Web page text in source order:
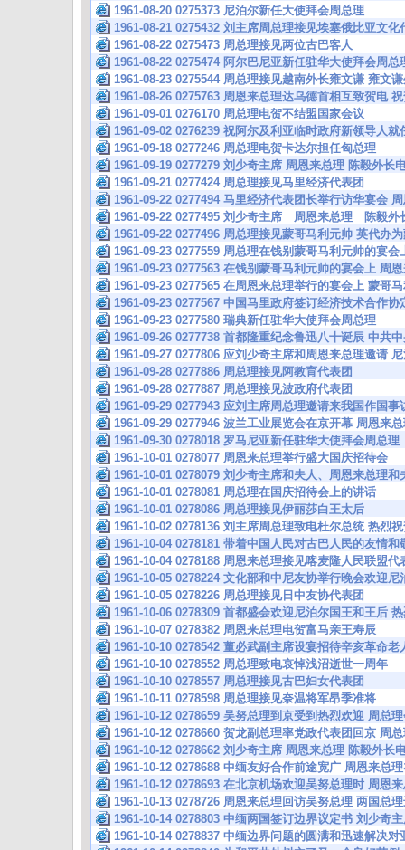
1961-08-20 0275373 尼泊尔新任大使拜会周总理
1961-08-21 0275432 刘主席周总理接见埃塞俄比亚文
1961-08-22 0275473 周总理接见两位古巴客人
1961-08-22 0275474 阿尔巴尼亚新任驻华大使拜会周总
1961-08-23 0275544 周总理接见越南外长雍文谦 雍文
1961-08-26 0275763 周恩来总理达乌德首相互致贺电
1961-09-01 0276170 周总理电贺不结盟国家会议
1961-09-02 0276239 祝阿尔及利亚临时政府新领导人
1961-09-18 0277246 周总理电贺卡达尔担任匈总理
1961-09-19 0277279 刘少奇主席 周恩来总理 陈毅外长
1961-09-21 0277424 周总理接见马里经济代表团
1961-09-22 0277494 马里经济代表团长举行访华宴会
1961-09-22 0277495 刘少奇主席 周恩来总理 陈毅外
1961-09-22 0277496 周总理接见蒙哥马利元帅 英代办
1961-09-23 0277559 周总理在饯别蒙哥马利元帅的宴
1961-09-23 0277563 在饯别蒙哥马利元帅的宴会上 周
1961-09-23 0277565 在周恩来总理举行的宴会上 蒙哥
1961-09-23 0277567 中国马里政府签订经济技术合作
1961-09-23 0277580 瑞典新任驻华大使拜会周总理
1961-09-26 0277738 首都隆重纪念鲁迅八十诞辰 中共
1961-09-27 0277806 应刘少奇主席和周恩来总理邀请
1961-09-28 0277886 周总理接见阿教育代表团
1961-09-28 0277887 周总理接见波政府代表团
1961-09-29 0277943 应刘主席周总理邀请来我国作国
1961-09-29 0277946 波兰工业展览会在京开幕 周恩来
1961-09-30 0278018 罗马尼亚新任驻华大使拜会周总理
1961-10-01 0278077 周恩来总理举行盛大国庆招待会
1961-10-01 0278079 刘少奇主席和夫人、周恩来总理
1961-10-01 0278081 周总理在国庆招待会上的讲话
1961-10-01 0278086 周总理接见伊丽莎白王太后
1961-10-02 0278136 刘主席周总理致电杜尔总统 热烈
1961-10-04 0278181 带着中国人民对古巴人民的友情
1961-10-04 0278188 周恩来总理接见喀麦隆人民联盟代
1961-10-05 0278224 文化部和中尼友协举行晚会欢迎
1961-10-05 0278226 周总理接见日中友协代表团
1961-10-06 0278309 首都盛会欢迎尼泊尔国王和王后
1961-10-07 0278382 周恩来总理电贺富马亲王寿辰
1961-10-10 0278542 董必武副主席设宴招待辛亥革命
1961-10-10 0278552 周总理致电哀悼浅沼逝世一周年
1961-10-10 0278557 周总理接见古巴妇女代表团
1961-10-11 0278598 周总理接见奈温将军昂季准将
1961-10-12 0278659 吴努总理到京受到热烈欢迎 周总
1961-10-12 0278660 贺龙副总理率党政代表团回京 周
1961-10-12 0278662 刘少奇主席 周恩来总理 陈毅外长
1961-10-12 0278688 中缅友好合作前途宽广 周恩来总
1961-10-12 0278693 在北京机场欢迎吴努总理时 周恩
1961-10-13 0278726 周恩来总理回访吴努总理 两国总
1961-10-14 0278803 中缅两国签订边界议定书 刘少奇
1961-10-14 0278837 中缅边界问题的圆满和迅速解决